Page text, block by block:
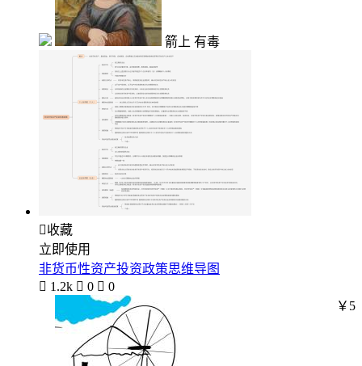
箭上 有毒
收藏
立即使用
非货币性资产投资政策思维导图
 1.2k  0  0
￥5